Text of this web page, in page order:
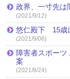
政界、一寸先は
(2021/9/12)
悠仁殿下 15歳
(2021/9/06)
障害者スポー
案
(2021/8/24)